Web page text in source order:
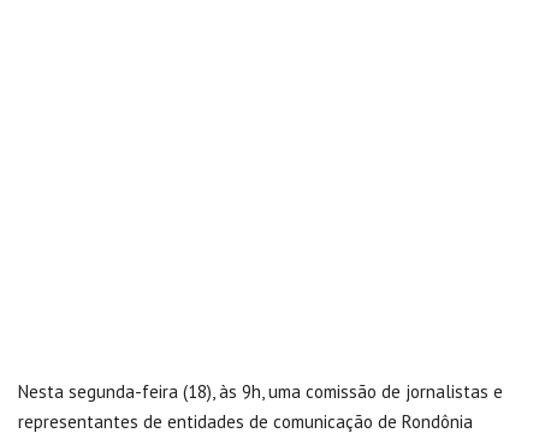
Nesta segunda-feira (18), às 9h, uma comissão de jornalistas e
representantes de entidades de comunicação de Rondônia